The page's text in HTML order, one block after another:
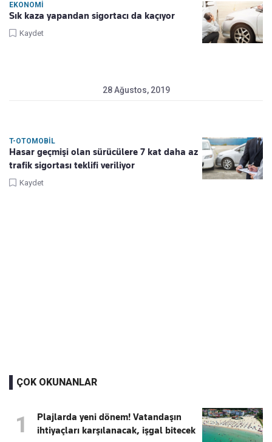
EKONOMI
Sık kaza yapandan sigortacı da kaçıyor
Kaydet
28 Ağustos, 2019
T-OTOMOBIL
Hasar geçmişi olan sürücülere 7 kat daha az
trafik sigortası teklifi veriliyor
Kaydet
ÇOK OKUNANLAR
1
Plajlarda yeni dönem! Vatandaşın
ihtiyaçları karşılanacak, işgal bitecek